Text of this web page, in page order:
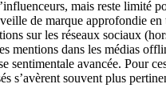
mais reste limité
de marque approfondie en
sur les réseaux sociaux
mentions dans les médias
sentimentale avancée. Pour
s’avèrent souvent plus